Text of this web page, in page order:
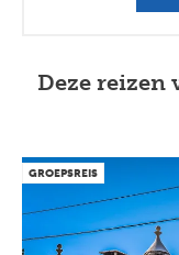
Deze reizen
GROEPSREIS